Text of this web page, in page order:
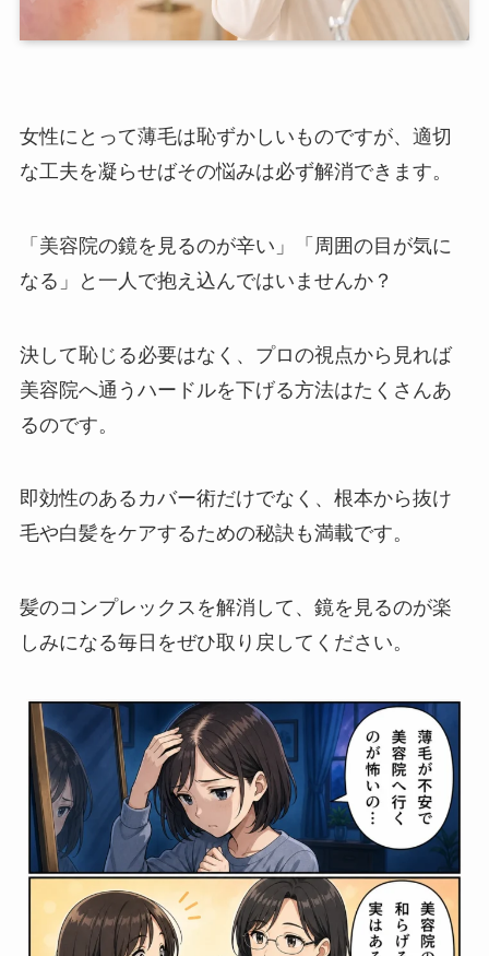
女性にとって薄毛は恥ずかしいものですが、適切
な工夫を凝らせばその悩みは必ず解消できます。
「美容院の鏡を見るのが辛い」「周囲の目が気に
なる」と一人で抱え込んではいませんか？
決して恥じる必要はなく、プロの視点から見れば
美容院へ通うハードルを下げる方法はたくさんあ
るのです。
即効性のあるカバー術だけでなく、根本から抜け
毛や白髪をケアするための秘訣も満載です。
髪のコンプレックスを解消して、鏡を見るのが楽
しみになる毎日をぜひ取り戻してください。